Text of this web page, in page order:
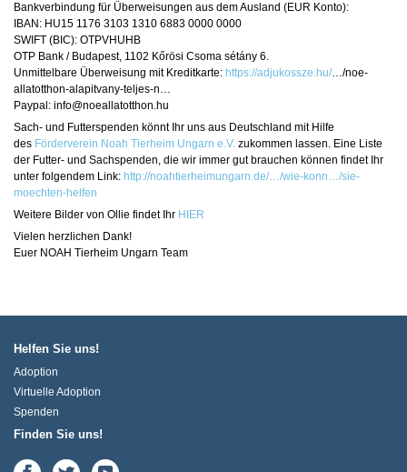
Bankverbindung für Überweisungen aus dem Ausland (EUR Konto):
IBAN: HU15 1176 3103 1310 6883 0000 0000
SWIFT (BIC): OTPVHUHB
OTP Bank / Budapest, 1102 Kőrösi Csoma sétány 6.
Unmittelbare Überweisung mit Kreditkarte: https://adjukossze.hu/…/noe-
allatotthon-alapitvany-teljes-n…
Paypal: info@noeallatotthon.hu
Sach- und Futterspenden könnt Ihr uns aus Deutschland mit Hilfe
des Förderverein Noah Tierheim Ungarn e.V. zukommen lassen. Eine Liste
der Futter- und Sachspenden, die wir immer gut brauchen können findet Ihr
unter folgendem Link: http://noahtierheimungarn.de/…/wie-konn…/sie-
moechten-helfen
Weitere Bilder von Ollie findet Ihr HIER
Vielen herzlichen Dank!
Euer NOAH Tierheim Ungarn Team
Helfen Sie uns!
Adoption
Virtuelle Adoption
Spenden
Finden Sie uns!